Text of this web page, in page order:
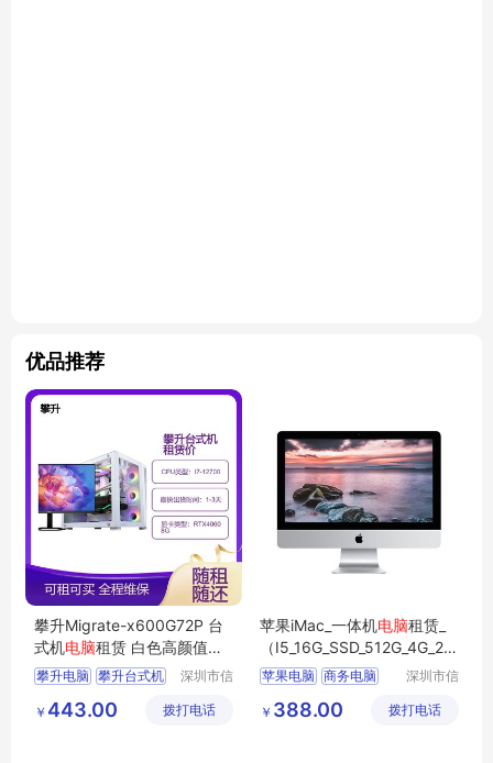
优品推荐
攀升Migrate-x600G72P 台
式机电脑租赁 白色高颜值商
务办公电脑
攀升电脑 攀升台式机
租电脑
深圳市信
技术有限
￥ 443.00 拨打电话
苹果iMac_一体机电脑租赁_
（I5_16G_SSD_512G_4G_27
英寸_5K屏）
苹果电脑 商务电脑
企业电脑
深圳市信
技术有限
￥ 388.00 拨打电话